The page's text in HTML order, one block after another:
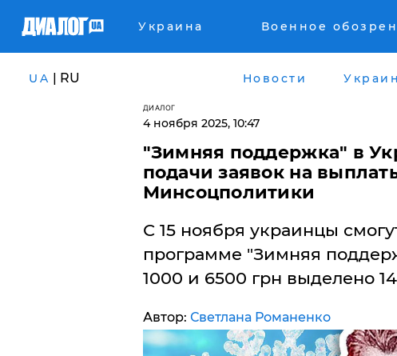
Украина Военное
UA | RU Новости
ДИАЛОГ
4 ноября 2025, 10:47
"Зимняя поддержка" в
подачи заявок на
Минсоцполитики
С 15 ноября украинцы
программе "Зимняя
1000 и 6500 грн выделено
Автор: Светлана Романенко